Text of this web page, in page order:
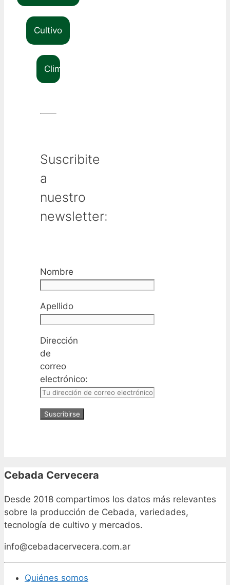
Cultivo
Clima
Suscribite
a
nuestro
newsletter:
Nombre
Apellido
Dirección
de
correo
electrónico:
Cebada Cervecera
Desde 2018 compartimos los datos más relevantes
sobre la producción de Cebada, variedades,
tecnología de cultivo y mercados.
info@cebadacervecera.com.ar
Quiénes somos